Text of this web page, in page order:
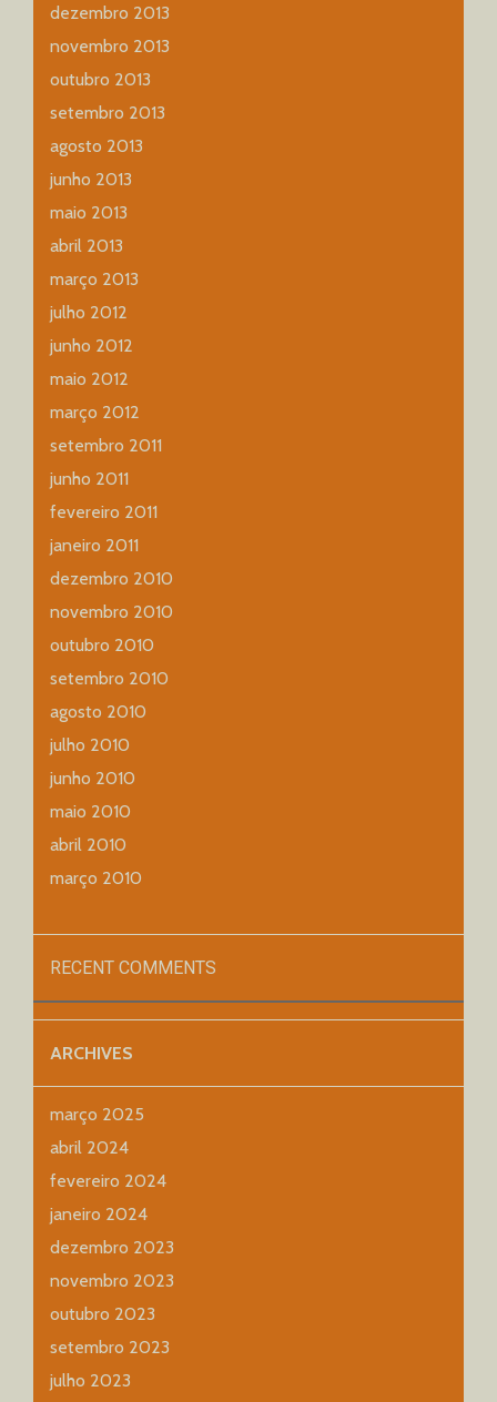
dezembro 2013
novembro 2013
outubro 2013
setembro 2013
agosto 2013
junho 2013
maio 2013
abril 2013
março 2013
julho 2012
junho 2012
maio 2012
março 2012
setembro 2011
junho 2011
fevereiro 2011
janeiro 2011
dezembro 2010
novembro 2010
outubro 2010
setembro 2010
agosto 2010
julho 2010
junho 2010
maio 2010
abril 2010
março 2010
RECENT COMMENTS
ARCHIVES
março 2025
abril 2024
fevereiro 2024
janeiro 2024
dezembro 2023
novembro 2023
outubro 2023
setembro 2023
julho 2023